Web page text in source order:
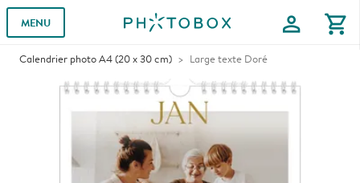
MENU profile shopping_cart
Calendrier photo A4 (20 x 30 cm) Large texte Doré